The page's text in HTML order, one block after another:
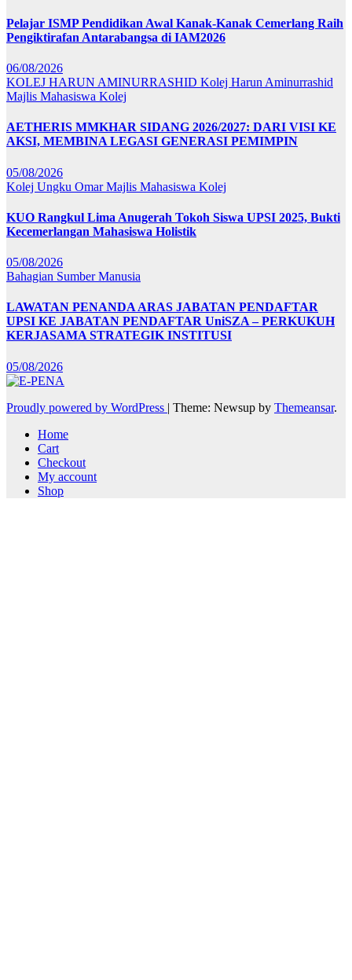
Pelajar ISMP Pendidikan Awal Kanak-Kanak Cemerlang Raih
Pengiktirafan Antarabangsa di IAM2026
06/08/2026
KOLEJ HARUN AMINURRASHID Kolej Harun Aminurrashid
Majlis Mahasiswa Kolej
AETHERIS MMKHAR SIDANG 2026/2027: DARI VISI KE
AKSI, MEMBINA LEGASI GENERASI PEMIMPIN
05/08/2026
Kolej Ungku OmarMajlis Mahasiswa Kolej
KUO Rangkul Lima Anugerah Tokoh Siswa UPSI 2025, Bukti
Kecemerlangan Mahasiswa Holistik
05/08/2026
Bahagian Sumber Manusia
LAWATAN PENANDA ARAS JABATAN PENDAFTAR
UPSI KE JABATAN PENDAFTAR UniSZA – PERKUKUH
KERJASAMA STRATEGIK INSTITUSI
05/08/2026
Proudly powered by WordPress | Theme: Newsup by Themeansar.
Home
Cart
Checkout
My account
Shop